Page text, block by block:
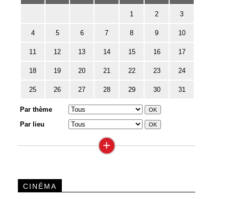
1 2 3
4 5 6 7 8 9 10
11 12 13 14 15 16 17
18 19 20 21 22 23 24
25 26 27 28 29 30 31
Par thème
Par lieu
+
CINÉMA